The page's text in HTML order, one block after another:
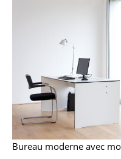
Lampes de bureau
Lampadaires et
Lampes de sol
Appliques murales
Luminaires
Lampes sans fil
Bureau moderne avec